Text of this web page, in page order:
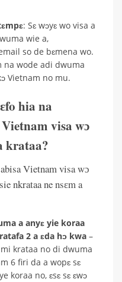
: Sɛ wɔyɛ wo visa a
wie a,
so de bɛmena wo.
wode adi dwuma
Vietnam no mu.
hia na
visa wɔ
krataa?
Vietnam visa wɔ
nkrataa ne nsɛm a
a anyɛ yie koraa
2 a ɛda hɔ kwa –
krataa no di dwuma
6 firi da a wopɛ sɛ
koraa no, ɛsɛ sɛ ɛwɔ